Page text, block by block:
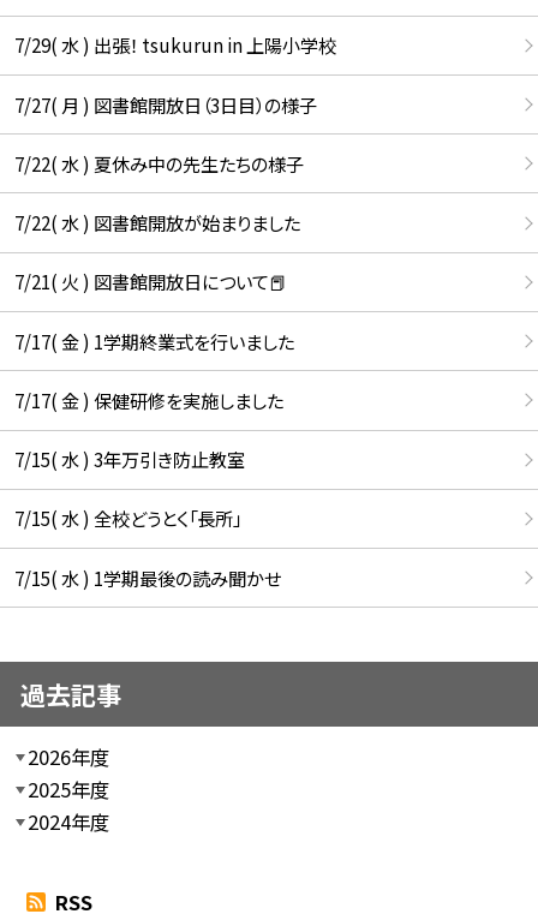
7/29( 水 ) 出張！ tsukurun in 上陽小学校
7/27( 月 ) 図書館開放日（3日目）の様子
7/22( 水 ) 夏休み中の先生たちの様子
7/22( 水 ) 図書館開放が始まりました
7/21( 火 ) 図書館開放日について📕
7/17( 金 ) 1学期終業式を行いました
7/17( 金 ) 保健研修を実施しました
7/15( 水 ) 3年万引き防止教室
7/15( 水 ) 全校どうとく「長所」
7/15( 水 ) 1学期最後の読み聞かせ
過去記事
2026年度
2025年度
2024年度
RSS